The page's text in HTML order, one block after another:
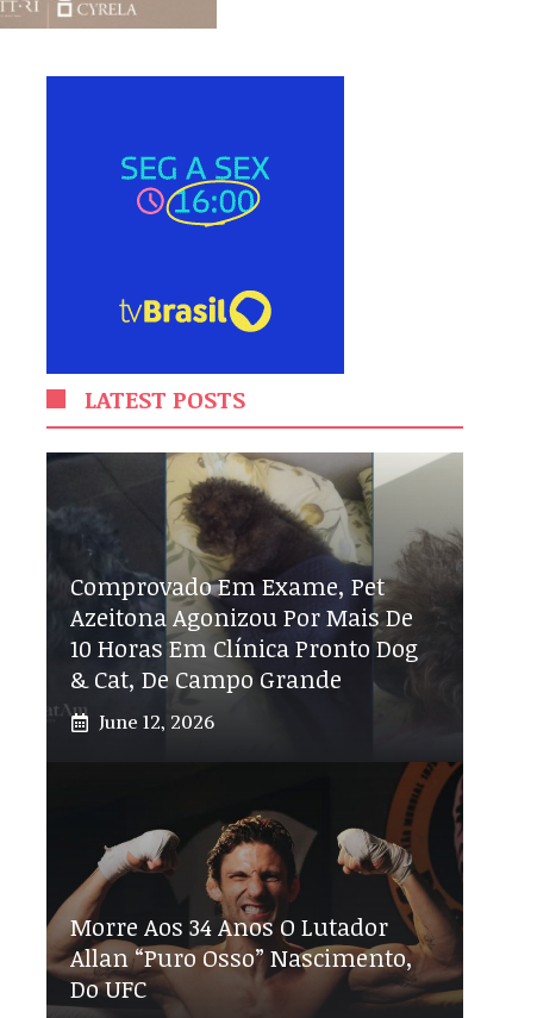
LATEST POSTS
Comprovado Em Exame, Pet
Azeitona Agonizou Por Mais De
10 Horas Em Clínica Pronto Dog
& Cat, De Campo Grande
June 12, 2026
Morre Aos 34 Anos O Lutador
Allan “Puro Osso” Nascimento,
Do UFC